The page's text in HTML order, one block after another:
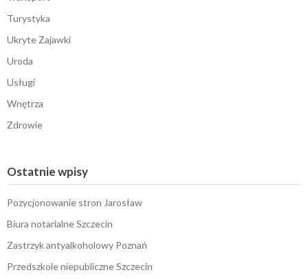
Turystyka
Ukryte Zajawki
Uroda
Usługi
Wnętrza
Zdrowie
Ostatnie wpisy
Pozycjonowanie stron Jarosław
Biura notarialne Szczecin
Zastrzyk antyalkoholowy Poznań
Przedszkole niepubliczne Szczecin